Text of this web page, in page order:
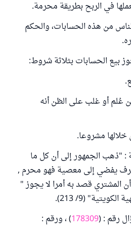
في الربح بطريقة محرمة.
من هذه الحسابات، والحكم
بيع الحسابات بثلاثة شروط:
عُلم أو غلب على الظن أنه
خلالها مشروعا.
: "ذهب الجمهور إلى أن كل ما
يفضي إلى معصية فهو محرم ,
المشتري قصد به أمرا لا يجوز "
(9/ 213).
رقم : (178309) ، ورقم :